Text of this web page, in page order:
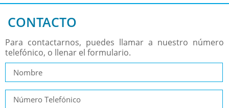
CONTACTO
Para contactarnos, puedes llamar a nuestro número
telefónico, o llenar el formulario.